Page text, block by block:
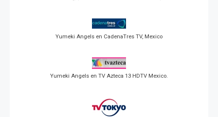
Yumeki Angels en CadenaTres TV, Mexico
Yumeki Angels en TV Azteca 13 HDTV Mexico.